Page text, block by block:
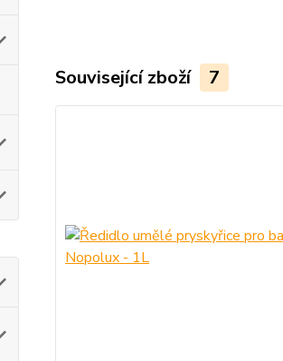
Související zboží 7